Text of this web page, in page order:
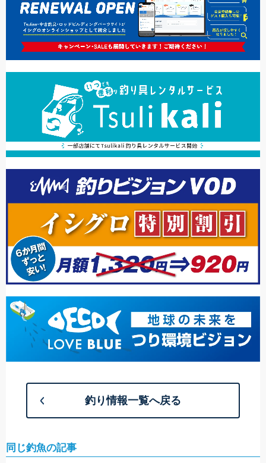
釣り情報一覧へ戻る
同じ釣魚の記事